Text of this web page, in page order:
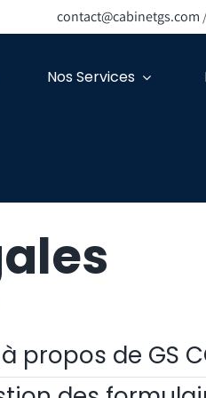
contact@cabinetgs.com
Nos Services
de GS